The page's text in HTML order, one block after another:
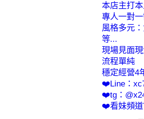
本店主打
專人一對
風格多元
等...
現場見面
流程單純
穩定經營4
❤️Line：
❤️tg：
❤️看妹頻道